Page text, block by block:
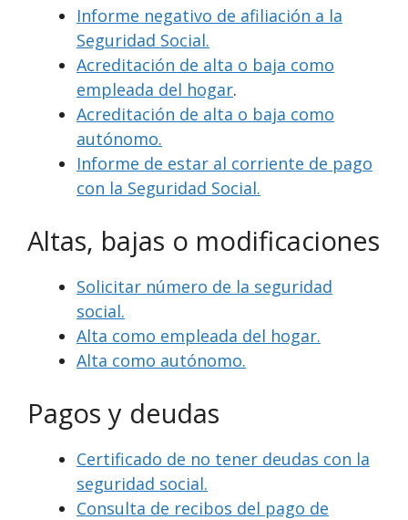
Informe negativo de afiliación a la
Seguridad Social.
Acreditación de alta o baja como
empleada del hogar.
Acreditación de alta o baja como
autónomo.
Informe de estar al corriente de pago
con la Seguridad Social.
Altas, bajas o modificaciones
Solicitar número de la seguridad
social.
Alta como empleada del hogar.
Alta como autónomo.
Pagos y deudas
Certificado de no tener deudas con la
seguridad social.
Consulta de recibos del pago de